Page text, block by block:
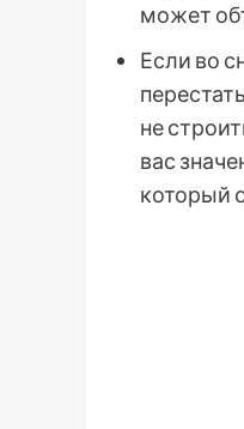
может
Если во
не
вас
который